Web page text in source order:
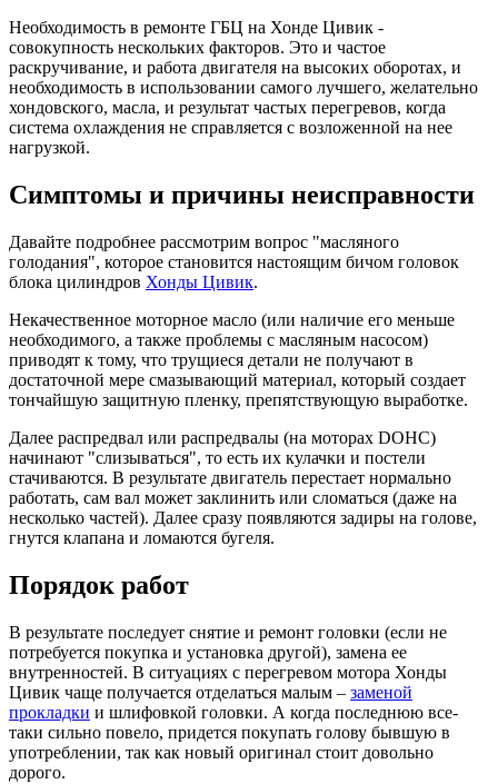
Необходимость в ремонте ГБЦ на Хонде Цивик -
совокупность нескольких факторов. Это и частое
раскручивание, и работа двигателя на высоких оборотах, и
необходимость в использовании самого лучшего, желательно
хондовского, масла, и результат частых перегревов, когда
система охлаждения не справляется с возложенной на нее
нагрузкой.
Симптомы и причины неисправности
Давайте подробнее рассмотрим вопрос "масляного
голодания", которое становится настоящим бичом головок
блока цилиндров Хонды Цивик.
Некачественное моторное масло (или наличие его меньше
необходимого, а также проблемы с масляным насосом)
приводят к тому, что трущиеся детали не получают в
достаточной мере смазывающий материал, который создает
тончайшую защитную пленку, препятствующую выработке.
Далее распредвал или распредвалы (на моторах DOHC)
начинают "слизываться", то есть их кулачки и постели
стачиваются. В результате двигатель перестает нормально
работать, сам вал может заклинить или сломаться (даже на
несколько частей). Далее сразу появляются задиры на голове,
гнутся клапана и ломаются бугеля.
Порядок работ
В результате последует снятие и ремонт головки (если не
потребуется покупка и установка другой), замена ее
внутренностей. В ситуациях с перегревом мотора Хонды
Цивик чаще получается отделаться малым – заменой
прокладки и шлифовкой головки. А когда последнюю все-
таки сильно повело, придется покупать голову бывшую в
употреблении, так как новый оригинал стоит довольно
дорого.